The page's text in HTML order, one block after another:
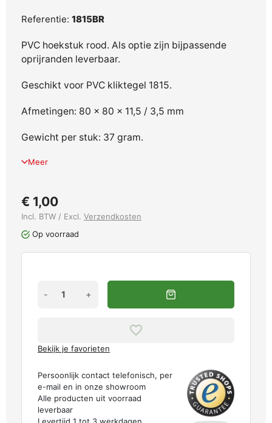
Referentie: 1815BR
PVC hoekstuk rood. Als optie zijn bijpassende
oprijranden leverbaar.
Geschikt voor PVC kliktegel 1815.
Afmetingen: 80 x 80 x 11,5 / 3,5 mm
Gewicht per stuk: 37 gram.
Meer
€ 1,00
Incl. BTW / Excl. Verzendkosten
Op voorraad
- +
Bekijk je favorieten
Persoonlijk contact telefonisch, per
e-mail en in onze showroom
Alle producten uit voorraad
leverbaar